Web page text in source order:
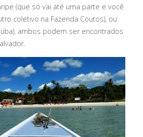
(que só vai até uma parte e você
coletivo na Fazenda Coutos), ou
ambos podem ser encontrados